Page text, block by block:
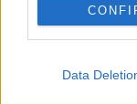
Data
Κρητικών για
χρόνια
διαιτητεύσει